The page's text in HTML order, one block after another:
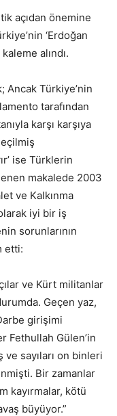
açıdan önemine
‘Erdoğan
alındı.
Ancak Türkiye’nin
tarafından
karşı karşıya
ise Türklerin
makalede 2003
ve Kalkınma
iyi bir iş
sorunlarının
etti:
ve Kürt militanlar
Geçen yaz,
girişimi
Fethullah Gülen’in
ve sayıları on binleri
Bir zamanlar
kayırmalar, kötü
büyüyor.”